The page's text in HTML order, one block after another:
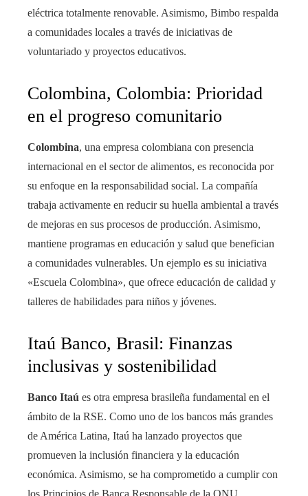
eléctrica totalmente renovable. Asimismo, Bimbo respalda
a comunidades locales a través de iniciativas de
voluntariado y proyectos educativos.
Colombina, Colombia: Prioridad
en el progreso comunitario
Colombina, una empresa colombiana con presencia
internacional en el sector de alimentos, es reconocida por
su enfoque en la responsabilidad social. La compañía
trabaja activamente en reducir su huella ambiental a través
de mejoras en sus procesos de producción. Asimismo,
mantiene programas en educación y salud que benefician
a comunidades vulnerables. Un ejemplo es su iniciativa
«Escuela Colombina», que ofrece educación de calidad y
talleres de habilidades para niños y jóvenes.
Itaú Banco, Brasil: Finanzas
inclusivas y sostenibilidad
Banco Itaú es otra empresa brasileña fundamental en el
ámbito de la RSE. Como uno de los bancos más grandes
de América Latina, Itaú ha lanzado proyectos que
promueven la inclusión financiera y la educación
económica. Asimismo, se ha comprometido a cumplir con
los Principios de Banca Responsable de la ONU,